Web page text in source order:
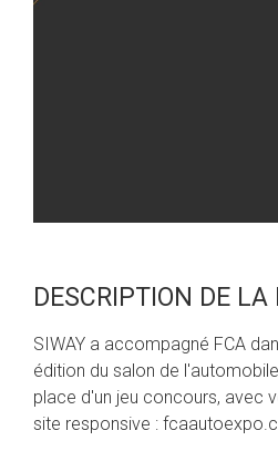
DESCRIPTION DE LA
SIWAY a accompagné FCA
édition du salon de
place d'un jeu concours, avec
site responsive :